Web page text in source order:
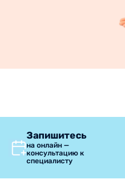
Запишитесь
на онлайн —
консультацию к
специалисту